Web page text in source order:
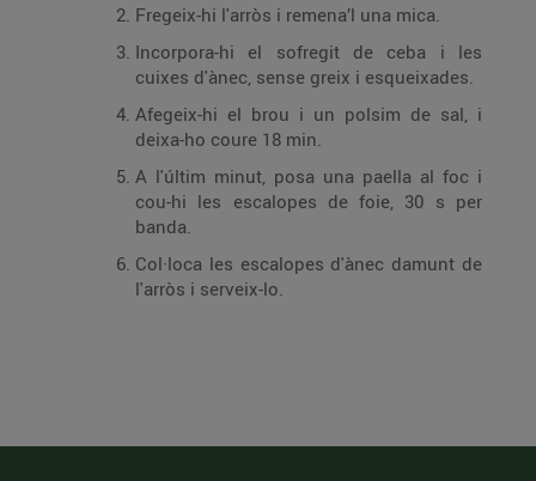
Fregeix-hi l'arròs i remena’l una mica.
Incorpora-hi el sofregit de ceba i les
cuixes d'ànec, sense greix i esqueixades.
Afegeix-hi el brou i un polsim de sal, i
deixa-ho coure 18 min.
A l'últim minut, posa una paella al foc i
cou-hi les escalopes de foie, 30 s per
banda.
Col·loca les escalopes d'ànec damunt de
l'arròs i serveix-lo.